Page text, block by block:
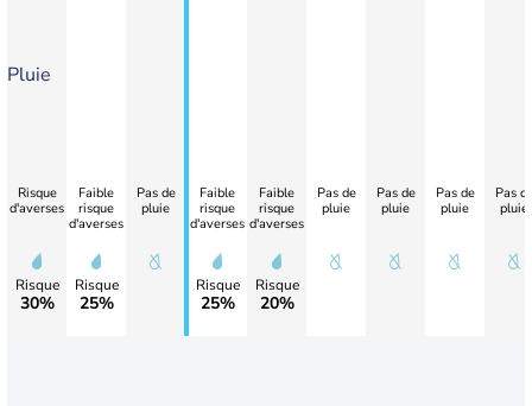
Pluie
Risque
d'averses
Risque
30%
Faible
risque
d'averses
Risque
25%
Pas de
pluie
Faible
risque
d'averses
Risque
25%
Faible
risque
d'averses
Risque
20%
Pas de
pluie
Pas de
pluie
Pas de
pluie
Pas
pluie